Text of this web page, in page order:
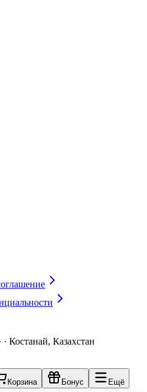
Костанай, Казахстан
Корзина Бонус Ещё